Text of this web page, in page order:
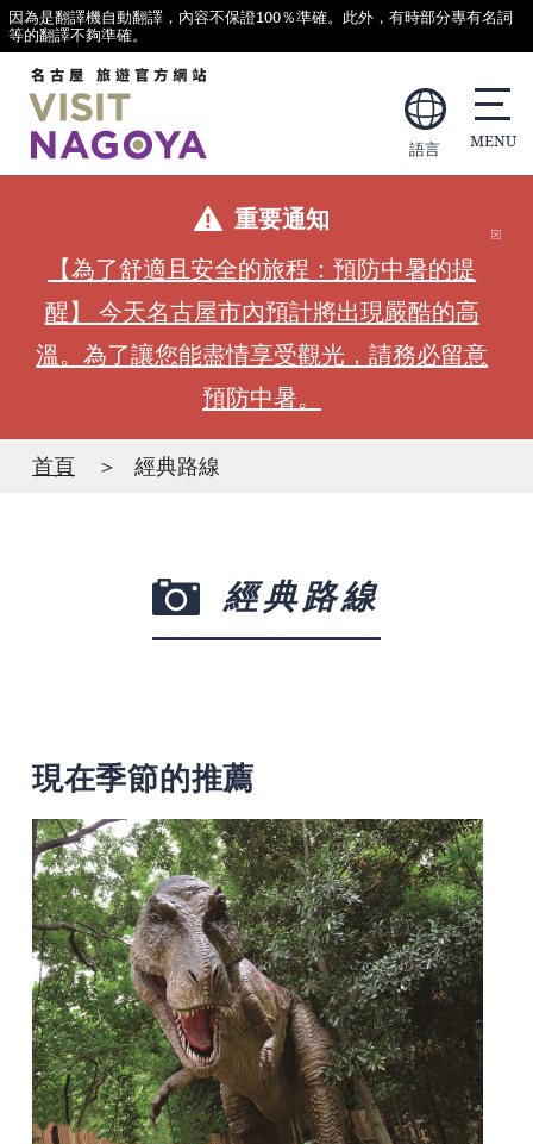
因為是翻譯機自動翻譯，內容不保證100％準確。此外，有時部分專有名詞
等的翻譯不夠準確。
語言
重要通知
【為了舒適且安全的旅程：預防中暑的提
醒】 今天名古屋市內預計將出現嚴酷的高
溫。為了讓您能盡情享受觀光，請務必留意
預防中暑。
首頁 經典路線
經典路線
現在季節的推薦